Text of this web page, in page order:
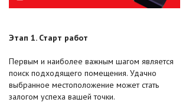
Этап 1. Старт работ
Первым и наиболее важным шагом является
поиск подходящего помещения. Удачно
выбранное местоположение может стать
залогом успеха вашей точки.